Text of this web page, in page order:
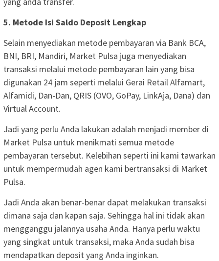
5. Metode Isi Saldo Deposit Lengkap
Selain menyediakan metode pembayaran via Bank BCA,
BNI, BRI, Mandiri, Market Pulsa juga menyediakan
transaksi melalui metode pembayaran lain yang bisa
digunakan 24 jam seperti melalui Gerai Retail Alfamart,
Alfamidi, Dan-Dan, QRIS (OVO, GoPay, LinkAja, Dana) dan
Virtual Account.
Jadi yang perlu Anda lakukan adalah menjadi member di
Market Pulsa untuk menikmati semua metode
pembayaran tersebut. Kelebihan seperti ini kami tawarkan
untuk mempermudah agen kami bertransaksi di Market
Pulsa.
Jadi Anda akan benar-benar dapat melakukan transaksi
dimana saja dan kapan saja. Sehingga hal ini tidak akan
mengganggu jalannya usaha Anda. Hanya perlu waktu
yang singkat untuk transaksi, maka Anda sudah bisa
mendapatkan deposit yang Anda inginkan.